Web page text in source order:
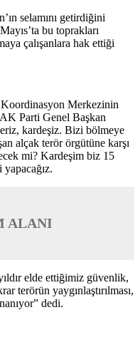
selamını getirdiğini
bu toprakları
çalışanlara hak ettiği
Koordinasyon Merkezinin
AK Parti Genel Başkan
kardeşiz. Bizi bölmeye
alçak terör örgütüne karşı
mi? Kardeşim biz 15
yapacağız.
ALANI
elde ettiğimiz güvenlik,
terörün yaygınlaştırılması,
dedi.